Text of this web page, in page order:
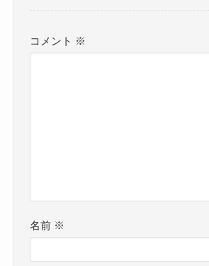
コメント ※
名前 ※